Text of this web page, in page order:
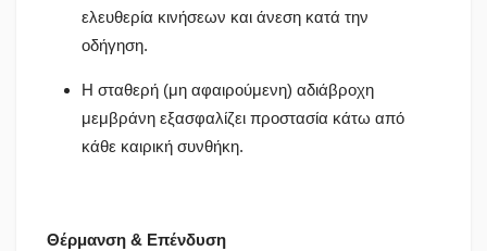
ελευθερία κινήσεων και άνεση κατά την
οδήγηση.
Η σταθερή (μη αφαιρούμενη) αδιάβροχη
μεμβράνη εξασφαλίζει προστασία κάτω από
κάθε καιρική συνθήκη.
Θέρμανση & Επένδυση